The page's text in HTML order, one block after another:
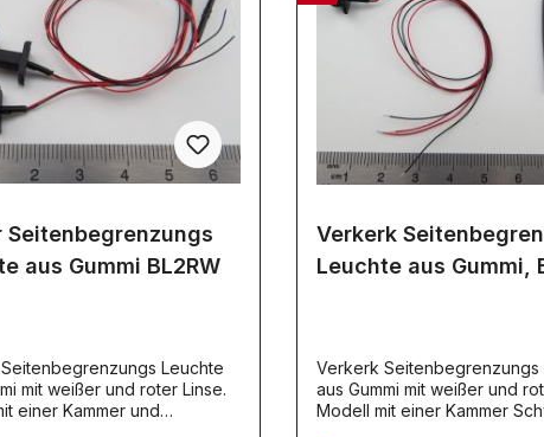
Seitenbegrenzungs
aus Gummi BL2RW
Leuchte
mit weißer und roter Linse.
einer Kammer und
Verkerk
Leuchte aus Gummi,
Verkerk Seitenbegrenzungs
aus Gummi mit weißer und
Modell mit einer Kammer Schwerlast